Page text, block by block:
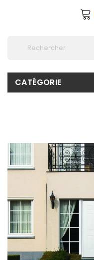
CATÉGORIE